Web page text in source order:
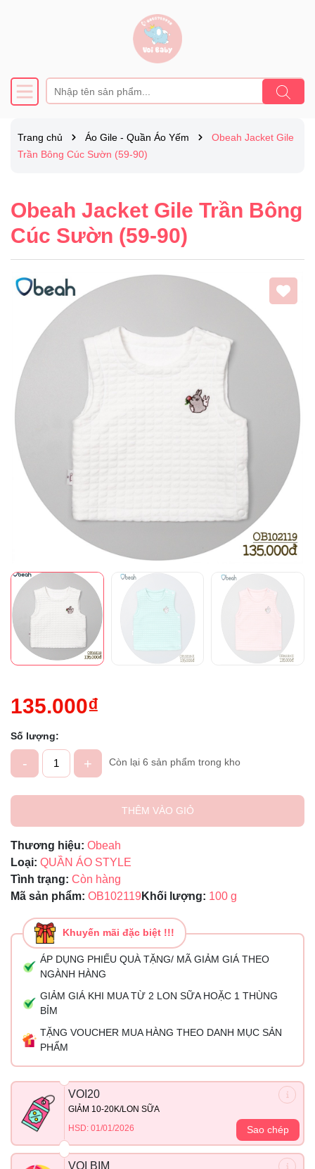
Trang chủ Áo Gile - Quần Áo Yếm
Obeah Jacket Gile
Trần Bông Cúc Sườn (59-90)
Obeah Jacket Gile Trần Bông
Cúc Sườn (59-90)
135.000₫
Số lượng:
- + Còn lại 6 sản phẩm trong kho
THÊM VÀO GIỎ
Thương hiệu: Obeah
Loại: QUẦN ÁO STYLE
Tình trạng: Còn hàng
Mã sản phẩm: OB102119 Khối lượng: 100 g
Khuyến mãi đặc biệt !!!
ÁP DỤNG PHIẾU QUÀ TẶNG/ MÃ GIẢM GIÁ THEO
NGÀNH HÀNG
GIẢM GIÁ KHI MUA TỪ 2 LON SỮA HOẶC 1 THÙNG
BỈM
TẶNG VOUCHER MUA HÀNG THEO DANH MỤC SẢN
PHẨM
VOI20
GIẢM 10-20K/LON SỮA
HSD: 01/01/2026
Sao chép
VOI BIM